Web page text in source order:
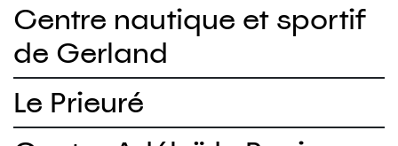
Centre nautique et sportif
de Gerland
Le Prieuré